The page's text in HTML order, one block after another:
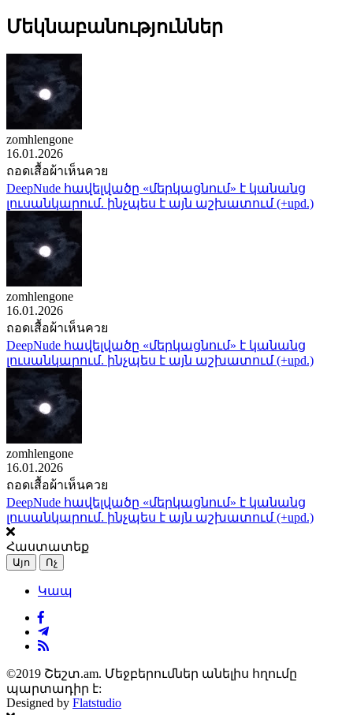
Մեկնաբանություններ
zomhlengone
16.01.2026
ถอดเสื้อผ้าเห็นควย
DeepNude հավելվածը «մերկացնում» է կանանց
լուսանկարում. ինչպես է այն աշխատում (+upd.)
zomhlengone
16.01.2026
ถอดเสื้อผ้าเห็นควย
DeepNude հավելվածը «մերկացնում» է կանանց
լուսանկարում. ինչպես է այն աշխատում (+upd.)
zomhlengone
16.01.2026
ถอดเสื้อผ้าเห็นควย
DeepNude հավելվածը «մերկացնում» է կանանց
լուսանկարում. ինչպես է այն աշխատում (+upd.)
Հաստատեք
Այո Ոչ
Կապ
©2019 Շեշտ.am. Մեջբերումներ անելիս հղումը
պարտադիր է:
Designed by Flatstudio